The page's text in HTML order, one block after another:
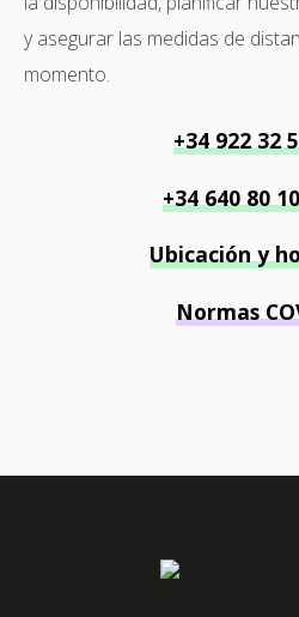
y asegurar las medidas de
momento.
+34 922 32
+34 640 80
Ubicación y
Normas